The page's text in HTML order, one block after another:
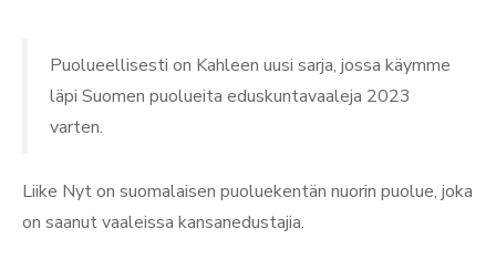
Puolueellisesti on Kahleen uusi sarja, jossa käymme
läpi Suomen puolueita eduskuntavaaleja 2023
varten.
Liike Nyt on suomalaisen puoluekentän nuorin puolue, joka
on saanut vaaleissa kansanedustajia.